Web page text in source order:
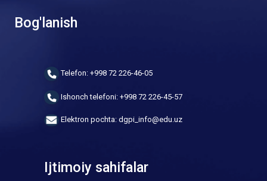
Bog'lanish
Telefon: +998 72 226-46-05
Ishonch telefoni: +998 72 226-45-57
Elektron pochta: dgpi_info@edu.uz
Ijtimoiy sahifalar